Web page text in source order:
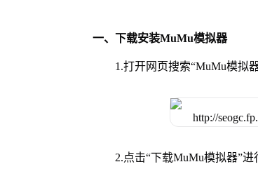
一、下载安装MuMu模拟器
1.打开网页搜索“MuMu模拟
2.点击“下载MuMu模拟器”进